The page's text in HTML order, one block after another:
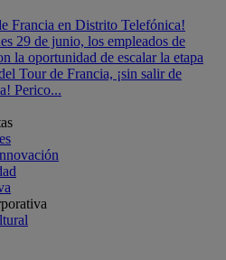
Francia en Distrito Telefónica!
29 de junio, los empleados de
la oportunidad de escalar la etapa
Tour de Francia, ¡sin salir de
Perico...